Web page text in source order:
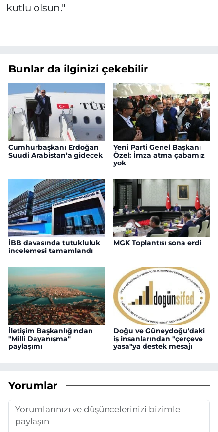
kutlu olsun."
Bunlar da ilginizi çekebilir
Cumhurbaşkanı Erdoğan
Suudi Arabistan’a gidecek
Yeni Parti Genel Başkanı
Özel: İmza atma çabamız
yok
İBB davasında tutukluluk
incelemesi tamamlandı
MGK Toplantısı sona erdi
İletişim Başkanlığından
"Milli Dayanışma"
paylaşımı
Doğu ve Güneydoğu'daki
iş insanlarından "çerçeve
yasa"ya destek mesajı
Yorumlar